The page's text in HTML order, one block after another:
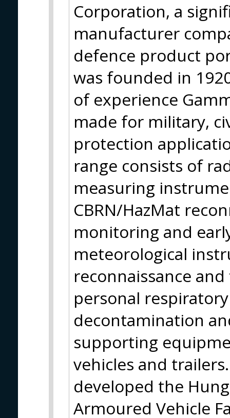
Corporation, a
manufacturer
defence product
was founded in
of experience
made for military,
protection
range consists of
measuring
CBRN/HazMat
monitoring and
meteorological
reconnaissance
personal
decontamination
supporting
vehicles and
developed the
Armoured Vehicle